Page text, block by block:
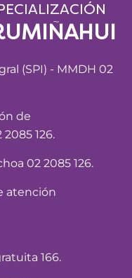
(SPI) - MMDH 02
de
126.
02 2085 126.
atención
166.